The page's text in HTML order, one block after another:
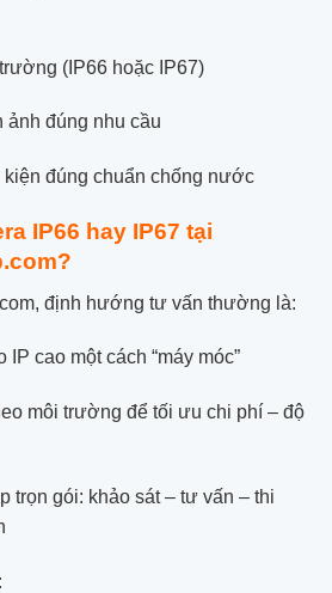
(IP66 hoặc IP67)
đúng nhu cầu
kiện đúng chuẩn chống nước
IP66 hay IP67 tại
định hướng tư vấn thường là:
IP cao một cách “máy móc”
môi trường để tối ưu chi phí – độ
trọn gói: khảo sát – tư vấn – thi